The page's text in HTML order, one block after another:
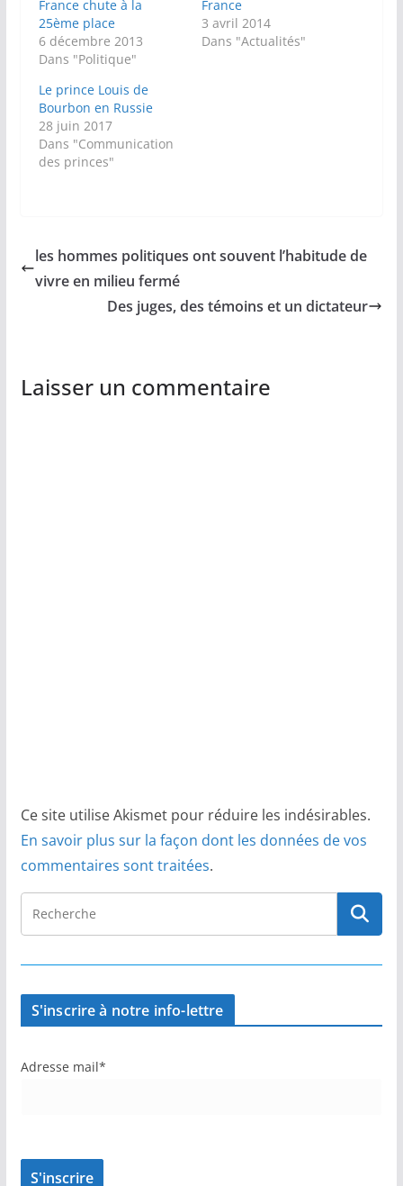
France chute à la
25ème place
6 décembre 2013
Dans "Politique"
France
3 avril 2014
Dans "Actualités"
Le prince Louis de
Bourbon en Russie
28 juin 2017
Dans "Communication
des princes"
les hommes politiques ont souvent l’habitude de
vivre en milieu fermé
Des juges, des témoins et un dictateur
Laisser un commentaire
Ce site utilise Akismet pour réduire les indésirables.
En savoir plus sur la façon dont les données de vos
commentaires sont traitées.
S'inscrire à notre info-lettre
Adresse mail*